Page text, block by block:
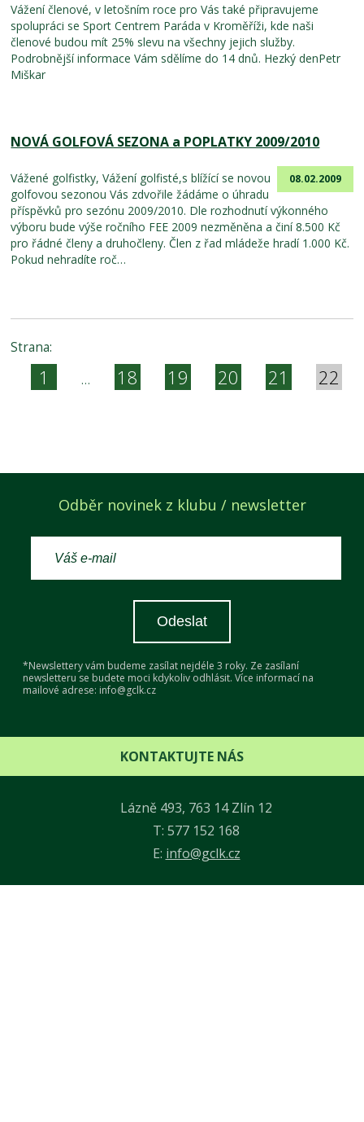
Vážení členové, v letošním roce pro Vás také připravujeme
spolupráci se Sport Centrem Paráda v Kroměříži, kde naši
členové budou mít 25% slevu na všechny jejich služby.
Podrobnější informace Vám sdělíme do 14 dnů. Hezký denPetr
Miškar
NOVÁ GOLFOVÁ SEZONA a POPLATKY 2009/2010
08.02.2009
Vážené golfistky, Vážení golfisté,s blížící se novou
golfovou sezonou Vás zdvořile žádáme o úhradu
příspěvků pro sezónu 2009/2010. Dle rozhodnutí výkonného
výboru bude výše ročního FEE 2009 nezměněna a činí 8.500 Kč
pro řádné členy a druhočleny. Člen z řad mládeže hradí 1.000 Kč.
Pokud nehradíte roč…
Strana:
1 … 18 19 20 21 22
Odběr novinek z klubu / newsletter
Odeslat
*Newslettery vám budeme zasílat nejdéle 3 roky. Ze zasílaní
newsletteru se budete moci kdykoliv odhlásit. Více informací na
mailové adrese: info@gclk.cz
KONTAKTUJTE NÁS
Lázně 493, 763 14 Zlín 12
T: 577 152 168
E: info@gclk.cz